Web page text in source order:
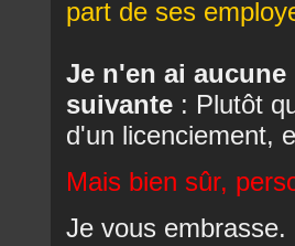
part de ses
Je n'en ai
suivante : Plutôt
d'un licenciement,
Mais bien sûr,
Je vous embrasse.